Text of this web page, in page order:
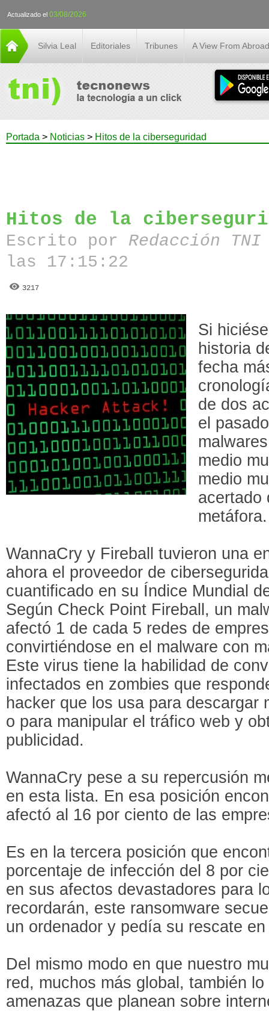
Actualizado el 03/08/2026
Silvia Leal Editoriales Tribunes A View From Abroad
Portada > Noticias > Hitos de la ciberseguridad
Hitos de la
Escrito por Redacción
las 17:15:22
3217
Si
historia
fecha
de dos
el
medio
medio
acertado
metáfora.
WannaCry y Fireball tuvieron una
ahora el proveedor de
cuantificado en su Índice Mundial
Según Check Point Fireball, un
afectó 1 de cada 5 redes de
convirtiéndose en el malware con
Este virus tiene la habilidad de
infectados en zombies que
hacker que los usa para descargar
o para manipular el tráfico web y
publicidad.
WannaCry pese a su repercusión
en esta lista. En esa posición
afectó al 16 por ciento de las
Es en la tercera posición que
porcentaje de infección del 8 por
en sus afectos devastadores para
recordarán, este ransomware
un ordenador y pedía su rescate
Del mismo modo en que nuestro
red, muchos más global, también
amenazas que planean sobre